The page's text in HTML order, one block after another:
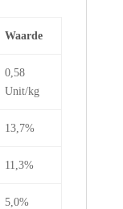
Waarde
0,58
Unit/kg
13,7%
11,3%
5,0%